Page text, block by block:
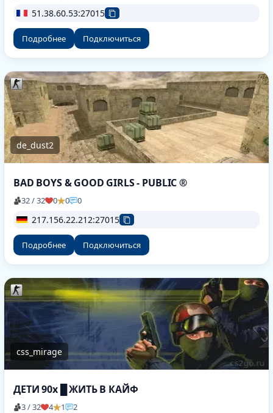
51.38.60.53:27015
Подробнее Подключиться
de_dust2
BAD BOYS & GOOD GIRLS - PUBLIC ®
32 / 32 0 0 0
217.156.22.212:27015
Подробнее Подключиться
css_mirage
ДЕТИ 90х █ ЖИТЬ В КАЙФ
3 / 32 4 1 2